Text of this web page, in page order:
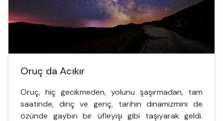
Oruç da Acıkır
Oruç, hiç gecikmeden, yolunu şaşırmadan, tam
saatinde, dinç ve genç, tarihin dinamizmini de
özünde gaybın bir üfleyişi gibi taşıyarak geldi.